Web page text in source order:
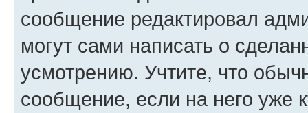
сообщение редактировал
могут сами написать о
усмотрению. Учтите, что
сообщение, если на него уже